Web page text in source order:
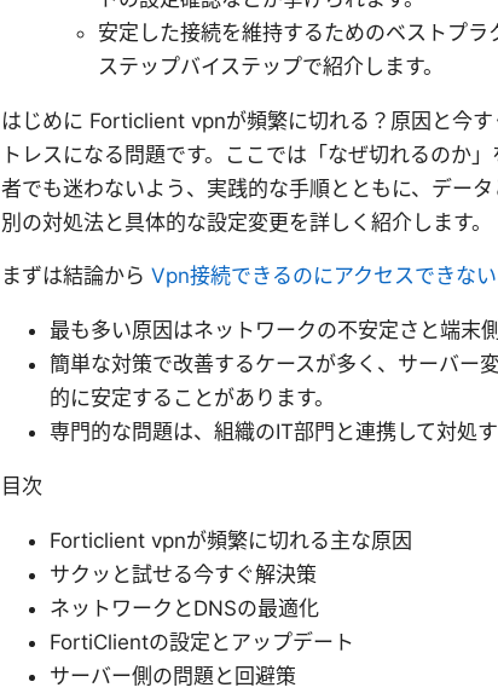
安定した接続を維持するためのベストプ
ステップバイステップで紹介します。
はじめに Forticlient vpnが頻繁に切れる？原因と今
トレスになる問題です。ここでは「なぜ切れるのか
者でも迷わないよう、実践的な手順とともに、デー
別の対処法と具体的な設定変更を詳しく紹介します。
まずは結論から Vpn接続できるのにアクセスできな
最も多い原因はネットワークの不安定さと端末
簡単な対策で改善するケースが多く、サーバー
的に安定することがあります。
専門的な問題は、組織のIT部門と連携して対処す
目次
Forticlient vpnが頻繁に切れる主な原因
サクッと試せる今すぐ解決策
ネットワークとDNSの最適化
FortiClientの設定とアップデート
サーバー側の問題と回避策